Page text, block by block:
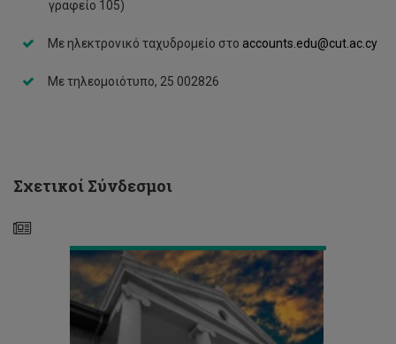
γραφείο 105)
Με ηλεκτρονικό ταχυδρομείο στο accounts.edu@cut.ac.cy
Με τηλεομοιότυπο, 25 002826
Σχετικοί Σύνδεσμοι
στις
φοιτητικές